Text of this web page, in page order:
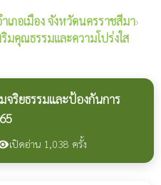
เภอเมือง จังหวัดนครราชสีมา›
มคุณธรรมและความโปร่งใส
จริยธรรมและป้องกันการ
เปิดอ่าน 1,038 ครั้ง